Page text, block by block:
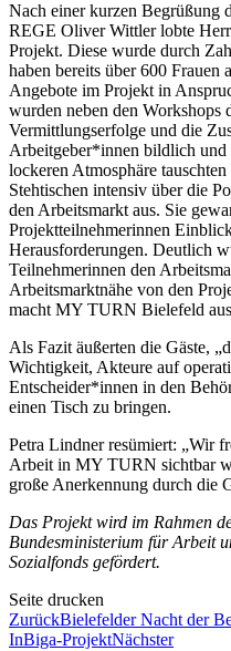
Nach einer kurzen Begrüßung
REGE Oliver Wittler lobte
Projekt. Diese wurde durch
haben bereits über 600 Frauen
Angebote im Projekt in
wurden neben den Workshops
Vermittlungserfolge und die
Arbeitgeber*innen bildlich und
lockeren Atmosphäre
Stehtischen intensiv über die
den Arbeitsmarkt aus. Sie
Projektteilnehmerinnen
Herausforderungen. Deutlich
Teilnehmerinnen den
Arbeitsmarktnähe von den
macht MY TURN Bielefeld
Als Fazit äußerten die Gäste,
Wichtigkeit, Akteure auf
Entscheider*innen in den
einen Tisch zu bringen.
Petra Lindner resümiert: „Wir
Arbeit in MY TURN sichtbar
große Anerkennung durch die
Das Projekt wird im Rahmen
Bundesministerium für Arbeit
Sozialfonds gefördert.
Seite drucken
ZurückBielefelder Nacht der
InBiga-ProjektNächster